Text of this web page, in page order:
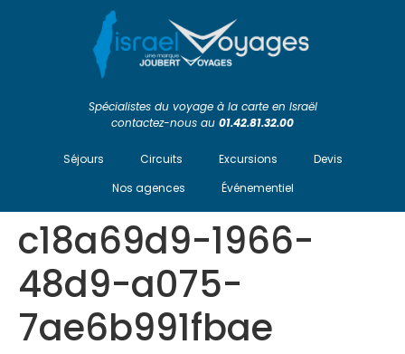
Spécialistes du voyage à la carte en Israël
contactez-nous au 01.42.81.32.00
Séjours Circuits Excursions
Devis
Nos agences
Événementiel
c18a69d9-1966-
48d9-a075-
7ae6b991fbae